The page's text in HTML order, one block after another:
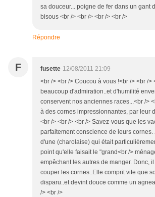
sa douceur... poigne de fer dans un gant
bisous <br /> <br /> <br /> <br />
Répondre
F fusette 12/08/2011 21:09
<br /> <br /> Coucou à vous !<br /> <br />
beaucoup d'admiration..et d'humilité
conservent nos anciennes races...<br />
à des cornes impressionnantes, par leur
<br /> <br /> <br /> Savez-vous que les
parfaitement conscience de leurs cornes.
d'une (charolaise) qui était
point qu'elle faisait le "grand<br />
empêchant les autres de manger. Donc,
couper les cornes..Elle comprit vite que
disparu..et devint douce comme un
/> <br />